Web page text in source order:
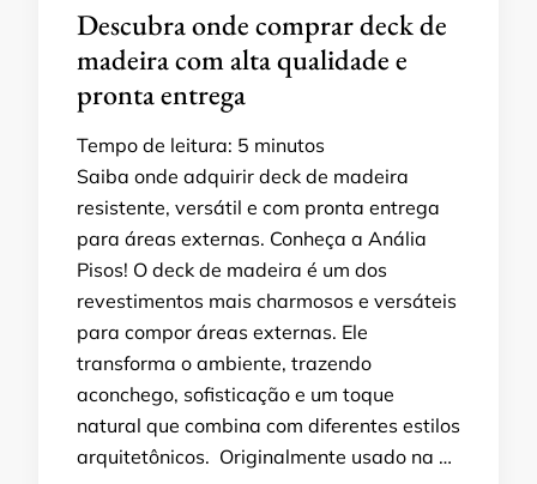
Descubra onde comprar deck de
madeira com alta qualidade e
pronta entrega
Tempo de leitura: 5 minutos
Saiba onde adquirir deck de madeira
resistente, versátil e com pronta entrega
para áreas externas. Conheça a Anália
Pisos! O deck de madeira é um dos
revestimentos mais charmosos e versáteis
para compor áreas externas. Ele
transforma o ambiente, trazendo
aconchego, sofisticação e um toque
natural que combina com diferentes estilos
arquitetônicos. Originalmente usado na …